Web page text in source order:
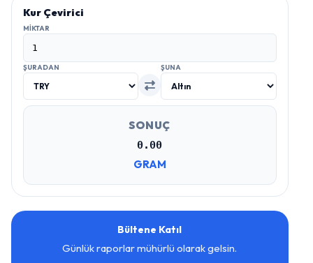
Kur Çevirici
MIKTAR
ŞURADAN ŞUNA
SONUÇ
0.00
GRAM
Bültene Katıl
Günlük raporlar mühürlü olarak gelsin.